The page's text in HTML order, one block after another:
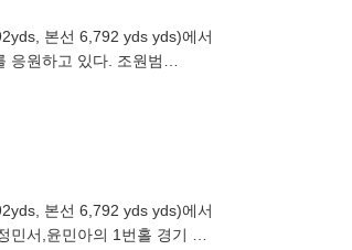
본선 6,792 yds yds)에서
응원하고 있다. 조원범
본선 6,792 yds yds)에서
서,윤민아의 1번홀 경기 장